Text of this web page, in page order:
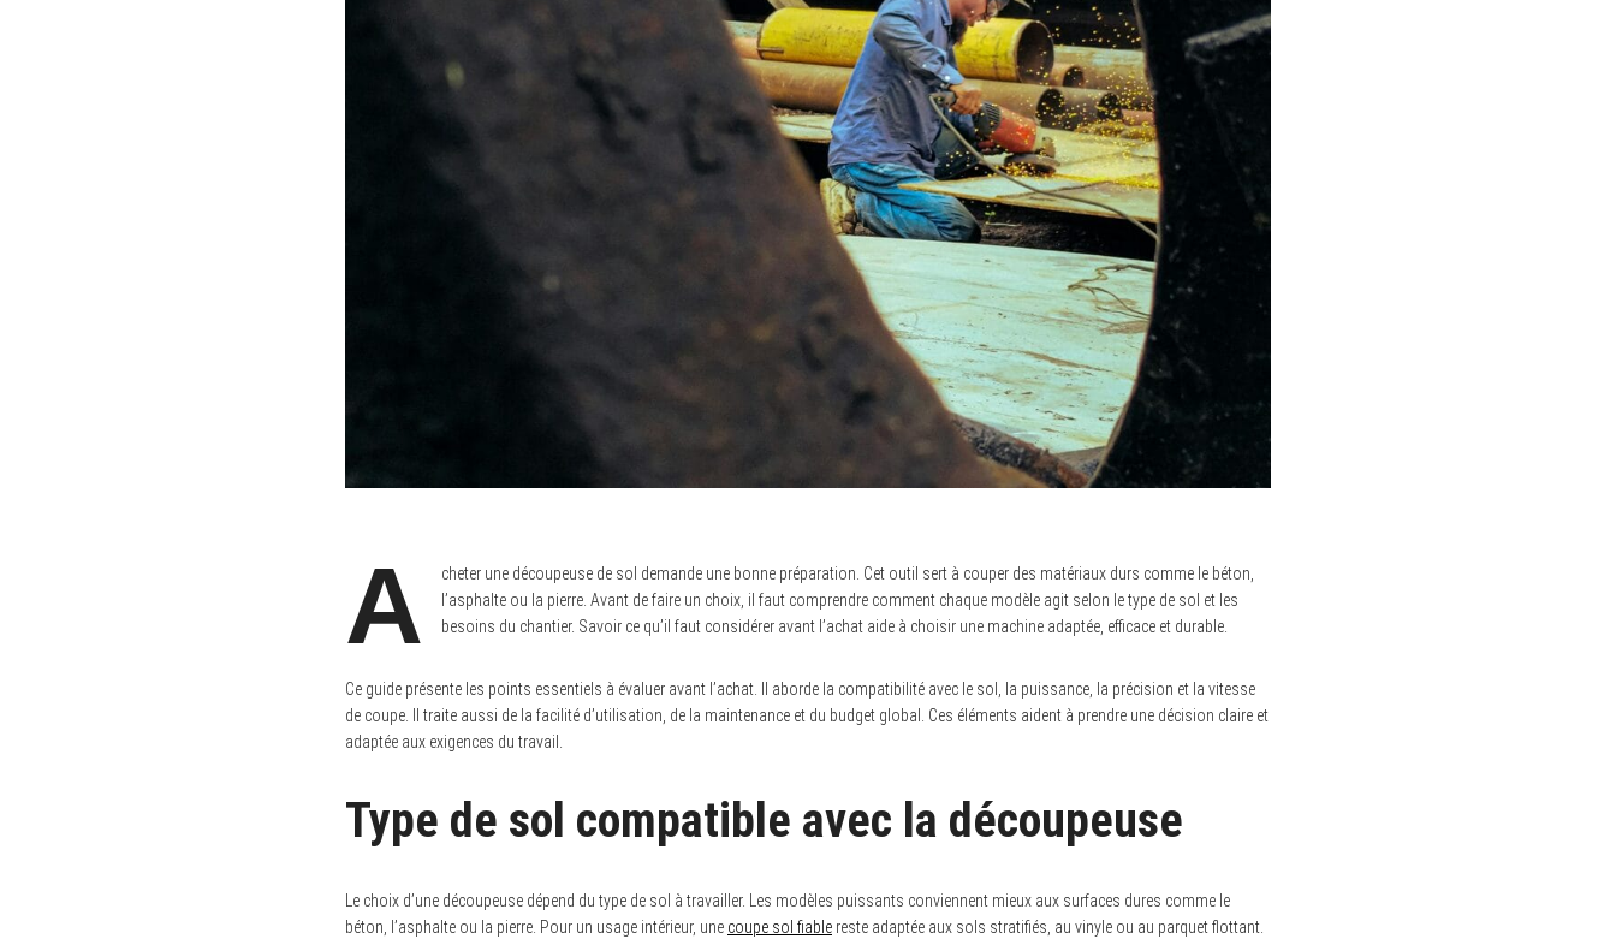
A
cheter une découpeuse de sol demande une bonne préparation. Cet outil sert à couper des matériaux durs comme le béton,
l’asphalte ou la pierre. Avant de faire un choix, il faut comprendre comment chaque modèle agit selon le type de sol et les
besoins du chantier. Savoir ce qu’il faut considérer avant l’achat aide à choisir une machine adaptée, efficace et durable.
Ce guide présente les points essentiels à évaluer avant l’achat. Il aborde la compatibilité avec le sol, la puissance, la précision et la vitesse
de coupe. Il traite aussi de la facilité d’utilisation, de la maintenance et du budget global. Ces éléments aident à prendre une décision claire et
adaptée aux exigences du travail.
Type de sol compatible avec la découpeuse
Le choix d’une découpeuse dépend du type de sol à travailler. Les modèles puissants conviennent mieux aux surfaces dures comme le
béton, l’asphalte ou la pierre. Pour un usage intérieur, une coupe sol fiable reste adaptée aux sols stratifiés, au vinyle ou au parquet flottant.